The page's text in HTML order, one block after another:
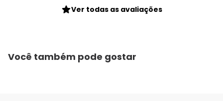
Ver todas as avaliações
Você também pode gostar